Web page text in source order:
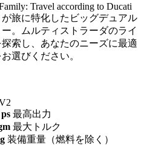
Travel according to Ducati
が旅に特化したビッグデュアル
。ムルティストラーダのライ
索し、あなたのニーズに最適
選びください。
最高出力
最大トルク
装備重量（燃料を除く）